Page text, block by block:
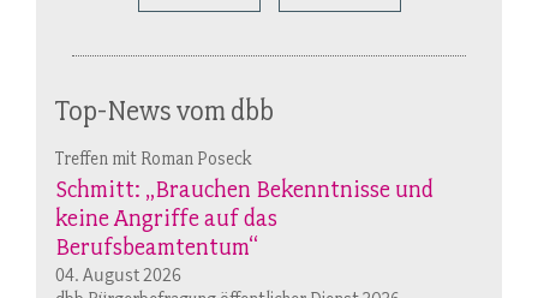
Top-News vom dbb
Treffen mit Roman Poseck
Schmitt: „Brauchen Bekenntnisse und
keine Angriffe auf das
Berufsbeamtentum“
04. August 2026